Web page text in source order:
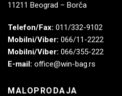
11211 Beograd – Borča
Telefon/Fax: 011/332-9102
Mobilni/Viber: 066/11-2222
Mobilni/Viber: 066/355-222
E-mail: office@win-bag.rs
MALOPRODAJA